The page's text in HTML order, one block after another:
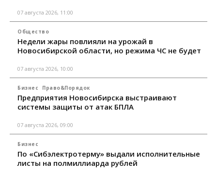
07 августа 2026, 11:00
Общество
Недели жары повлияли на урожай в
Новосибирской области, но режима ЧС не будет
07 августа 2026, 10:00
Бизнес Право&Порядок
Предприятия Новосибирска выстраивают
системы защиты от атак БПЛА
07 августа 2026, 09:00
Бизнес
По «Сибэлектротерму» выдали исполнительные
листы на полмиллиарда рублей